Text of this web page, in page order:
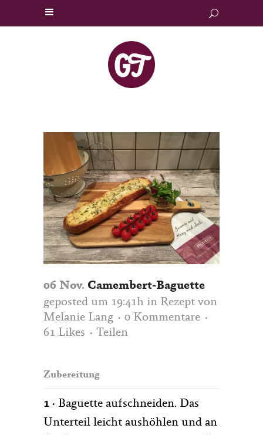
06 Nov. Camembert-Baguette
geposted um 19:41h in Rezept von
Melanie Lang
0 Kommentare
61 Likes Teilen
Zubereitung
1 · Baguette aufschneiden. Das
Unterteil leicht aushöhlen und an